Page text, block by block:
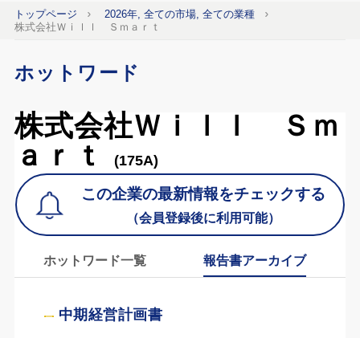
トップページ
2026年, 全ての市場, 全ての業種
株式会社Ｗｉｌｌ Ｓｍａｒｔ
ホットワード
株式会社Ｗｉｌｌ Ｓｍ
ａｒｔ
(175A)
この企業の最新情報をチェックする
（会員登録後に利用可能）
ホットワード一覧 報告書アーカイブ
中期経営計画書